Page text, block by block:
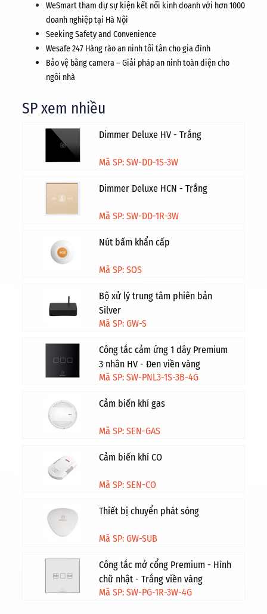
WeSmart tham dự sự kiện kết nối kinh doanh với hơn 1000
doanh nghiệp tại Hà Nội
Seeking Safety and Convenience
Wesafe 247 Hàng rào an ninh tối tân cho gia đình
Bảo vệ bằng camera – Giải pháp an ninh toàn diện cho
ngôi nhà
SP xem nhiều
Dimmer Deluxe HV - Trắng
Mã SP: SW-DD-1S-3W
Dimmer Deluxe HCN - Trắng
Mã SP: SW-DD-1R-3W
Nút bấm khẩn cấp
Mã SP: SOS
Bộ xử lý trung tâm phiên bản
Silver
Mã SP: GW-S
Công tắc cảm ứng 1 dây Premium
3 nhân HV - Đen viền vàng
Mã SP: SW-PNL3-1S-3B-4G
Cảm biến khí gas
Mã SP: SEN-GAS
Cảm biến khí CO
Mã SP: SEN-CO
Thiết bị chuyển phát sóng
Mã SP: GW-SUB
Công tắc mở cổng Premium - Hình
chữ nhật - Trắng viền vàng
Mã SP: SW-PG-1R-3W-4G